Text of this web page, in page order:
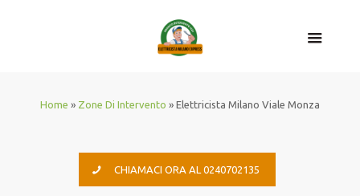
Home » Zone Di Intervento » Elettricista Milano Viale Monza
CHIAMACI ORA AL 0240702135